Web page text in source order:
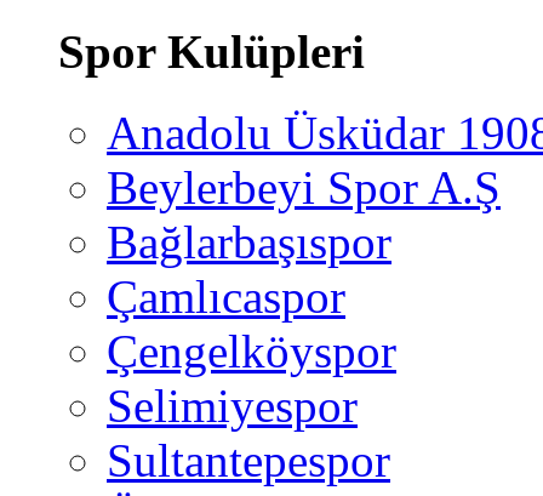
Spor Kulüpleri
Anadolu Üsküdar
Beylerbeyi Spor A.Ş
Bağlarbaşıspor
Çamlıcaspor
Çengelköyspor
Selimiyespor
Sultantepespor